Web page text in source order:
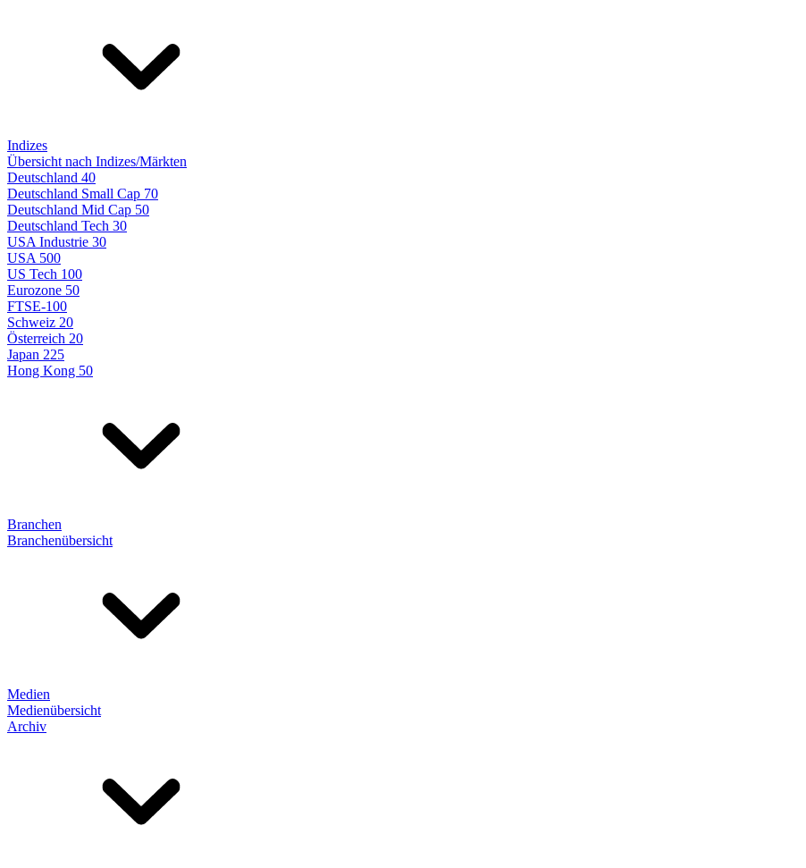
Indizes
Übersicht nach Indizes/Märkten
Deutschland 40
Deutschland Small Cap 70
Deutschland Mid Cap 50
Deutschland Tech 30
USA Industrie 30
USA 500
US Tech 100
Eurozone 50
FTSE-100
Schweiz 20
Österreich 20
Japan 225
Hong Kong 50
Branchen
Branchenübersicht
Medien
Medienübersicht
Archiv